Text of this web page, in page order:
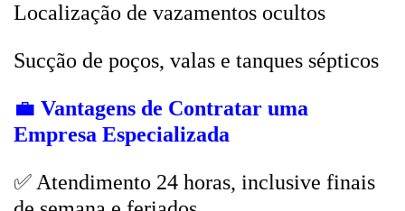
Localização de vazamentos ocultos
Sucção de poços, valas e tanques sépticos
💼 Vantagens de Contratar uma
Empresa Especializada
✅ Atendimento 24 horas, inclusive finais